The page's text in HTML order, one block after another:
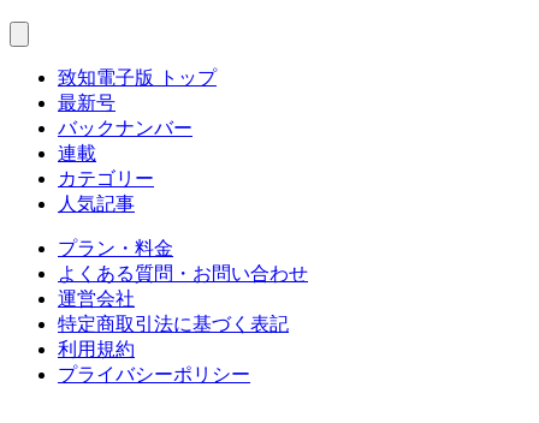
致知電子版 トップ
最新号
バックナンバー
連載
カテゴリー
人気記事
プラン・料金
よくある質問・お問い合わせ
運営会社
特定商取引法に基づく表記
利用規約
プライバシーポリシー